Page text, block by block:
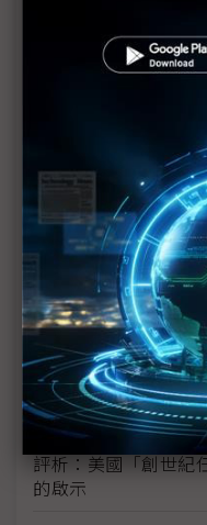
未蒙其利先受其害
H200效能翻6倍、
讓中國動心
豐田目標2026全球
電動車放緩影響
東南亞各國與美貿
產、轉口問題
陳立武與川普關鍵
爾資金
評析：美國「創世紀
的啟示